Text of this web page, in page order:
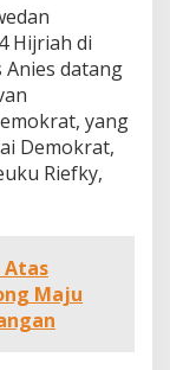
Hijriah di
Anies datang
yang
Demokrat,
Riefky,
Atas
Maju